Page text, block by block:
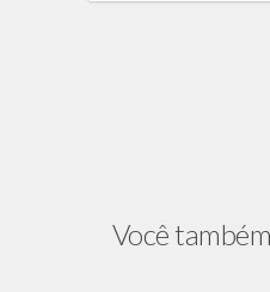
Você